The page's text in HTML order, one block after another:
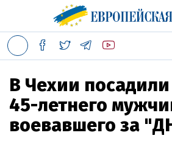
В Чехии посадили
45-летнего
воевавшего за